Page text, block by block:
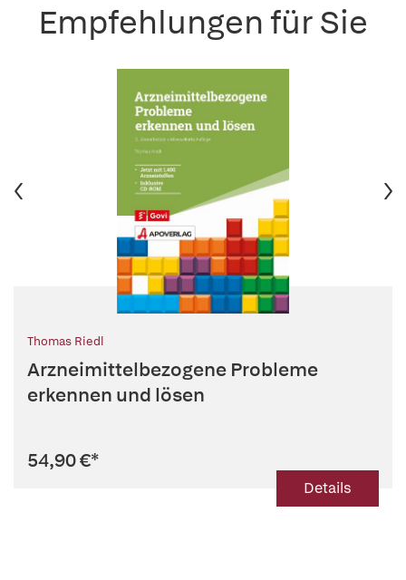
Empfehlungen für Sie
Thomas Riedl
Arzneimittelbezogene Probleme
erkennen und lösen
54,90 €*
Details